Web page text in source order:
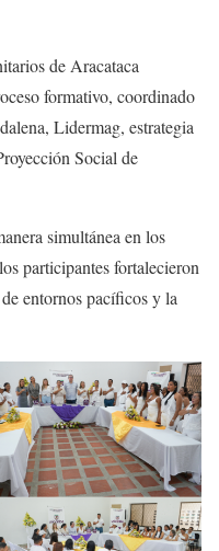
de Aracataca
formativo, coordinado
Lidermag, estrategia
Social de
simultánea en los
participantes fortalecieron
entornos pacíficos y la